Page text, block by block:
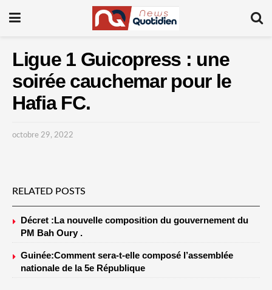
Ligue 1 Guicopress : une
soirée cauchemar pour le
Hafia FC.
octobre 29, 2022
RELATED POSTS
Décret :La nouvelle composition du gouvernement du
PM Bah Oury .
Guinée:Comment sera-t-elle composé l’assemblée
nationale de la 5e République